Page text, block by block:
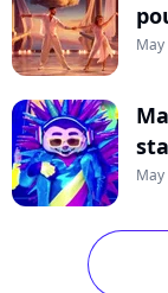
May
May